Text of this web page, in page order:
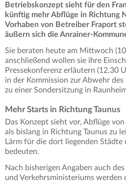
Betriebskonzept sieht für den
künftig mehr Abflüge in Richtung
Vorhaben von Betreiber Fraport
äußern sich die Anrainer-
Sie beraten heute am Mittwoch
anschließend wollen sie ihre
Pressekonferenz erläutern (12.30
in der Kommission zur Abwehr
zu einer Sondersitzung in
Mehr Starts in Richtung Taunus
Das Konzept sieht vor, Abflüge
als bislang in Richtung Taunus zu
Lärm für die dort liegenden Städte
bedeuten.
Nach bisherigen Angaben auch
und Verkehrsministeriums werden